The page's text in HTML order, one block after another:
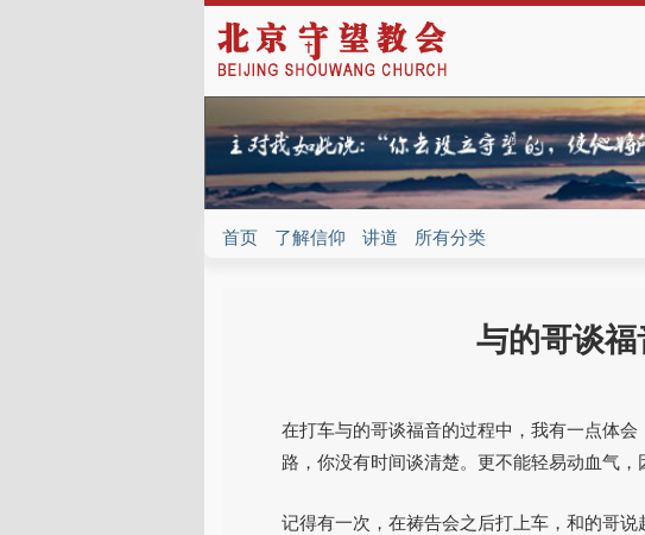
首页 了解信仰 讲道 所有分类
与的哥谈
在打车与的哥谈福音的过程中，我有一点体
路，你没有时间谈清楚。更不能轻易动血气
记得有一次，在祷告会之后打上车，和的哥